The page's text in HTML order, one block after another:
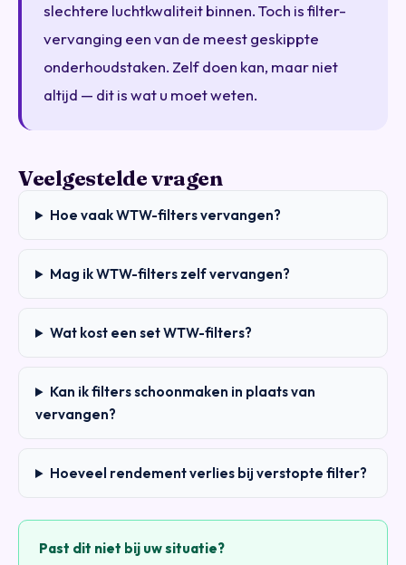
slechtere luchtkwaliteit binnen. Toch is filter-
vervanging een van de meest geskippte
onderhoudstaken. Zelf doen kan, maar niet
altijd — dit is wat u moet weten.
Veelgestelde vragen
Hoe vaak WTW-filters vervangen?
Mag ik WTW-filters zelf vervangen?
Wat kost een set WTW-filters?
Kan ik filters schoonmaken in plaats van
vervangen?
Hoeveel rendement verlies bij verstopte filter?
Past dit niet bij uw situatie?